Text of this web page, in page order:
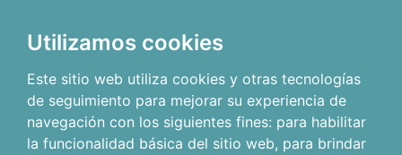
Utilizamos cookies
Este sitio web utiliza cookies y otras tecnologías
de seguimiento para mejorar su experiencia de
navegación con los siguientes fines: para habilitar
la funcionalidad básica del sitio web, para brindar